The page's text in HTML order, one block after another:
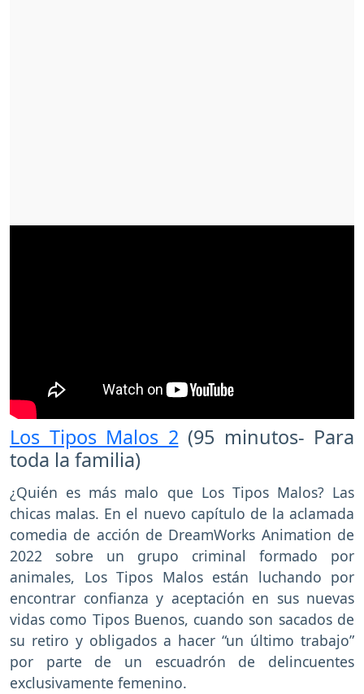
Los Tipos Malos 2(95 minutos- Para
toda la familia)
¿Quién es más malo que Los Tipos Malos? Las
chicas malas. En el nuevo capítulo de la aclamada
comedia de acción de DreamWorks Animation de
2022 sobre un grupo criminal formado por
animales, Los Tipos Malos están luchando por
encontrar confianza y aceptación en sus nuevas
vidas como Tipos Buenos, cuando son sacados de
su retiro y obligados a hacer “un último trabajo”
por parte de un escuadrón de delincuentes
exclusivamente femenino.